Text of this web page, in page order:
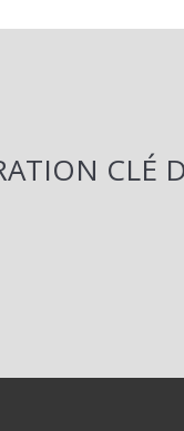
CLÉ